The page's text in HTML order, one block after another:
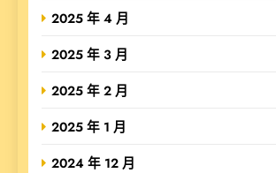
2025 年 4 月
2025 年 3 月
2025 年 2 月
2025 年 1 月
2024 年 12 月